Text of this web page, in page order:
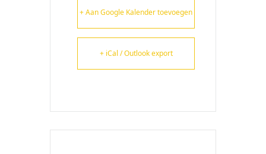
+ Aan Google Kalender toevoegen
+ iCal / Outlook export